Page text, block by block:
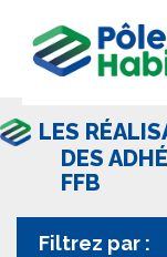
LES
DES
FFB
Filtrez par :